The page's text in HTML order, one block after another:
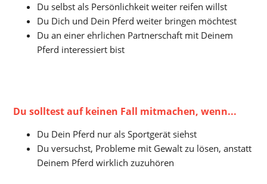
Du selbst als Persönlichkeit weiter reifen willst
Du Dich und Dein Pferd weiter bringen möchtest
Du an einer ehrlichen Partnerschaft mit Deinem
Pferd interessiert bist
Du solltest auf keinen Fall mitmachen, wenn...
Du Dein Pferd nur als Sportgerät siehst
Du versuchst, Probleme mit Gewalt zu lösen, anstatt
Deinem Pferd wirklich zuzuhören